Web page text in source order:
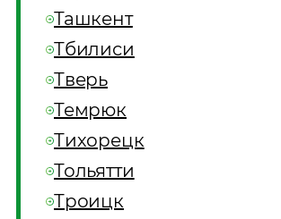
Ташкент
Тбилиси
Тверь
Темрюк
Тихорецк
Тольятти
Троицк